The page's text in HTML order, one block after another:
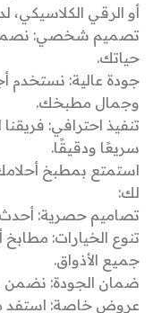
أو الرقي الكلاسيكي،
تصميم شخصي:
حياتك.
جودة عالية: نستخدم
وجمال مطبخك.
تنفيذ احترافي:
سريعًا ودقيقًا.
استمتع بمطبخ
لك:
تصاميم حصرية: أحدث
تنوع الخيارات:
جميع الأذواق.
ضمان الجودة: نضمن
عروض خاصة: استفد